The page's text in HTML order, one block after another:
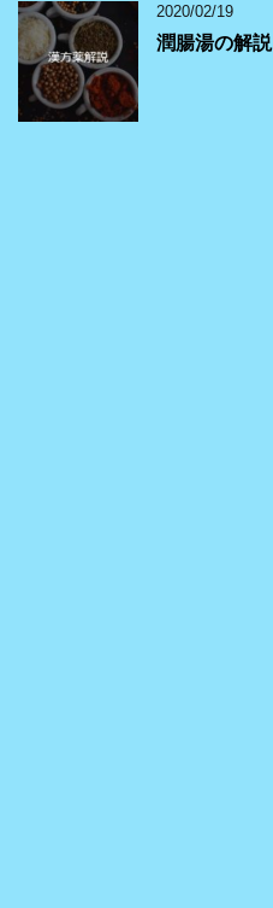
2020/02/19
潤腸湯の解説